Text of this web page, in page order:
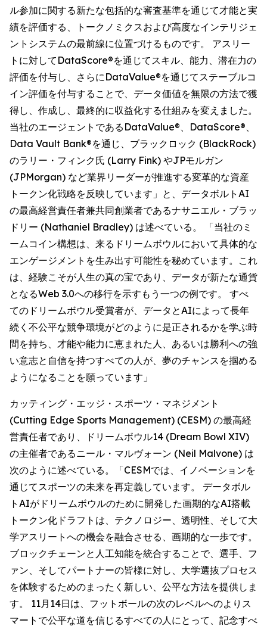
ル参加に関する新たな包括的な審査基準を通じて才能と実
績を評価する、トークノミクスおよび高度なインテリジェ
ントシステムの最前線に位置づけるものです。 アスリー
トに対してDataScore®を通じてスキル、能力、潜在力の
評価を付与し、さらにDataValue®を通じてステーブルコ
イン評価を付与することで、データ価値を無限の方法で獲
得し、作成し、最終的に収益化する仕組みを変えました。
当社のエージェントであるDataValue®、DataScore®、
Data Vault Bank®を通じ、ブラックロック (BlackRock)
のラリー・フィンク氏 (Larry Fink) やJPモルガン
(JPMorgan) など業界リーダーが推進する変革的な資産
トークン化戦略を反映しています」と、データボルトAI
の最高経営責任者兼共同創業者であるナサニエル・ブラッ
ドリー (Nathaniel Bradley) は述べている。 「当社のミ
ームコイン構想は、来るドリームボウルにおいて具体的な
エンゲージメントを生み出す可能性を秘めています。これ
は、経験こそが人生の真の宝であり、データが新たな通貨
となるWeb 3.0への移行を示すもう一つの例です。 すべ
てのドリームボウル受賞者が、データとAIによって長年
続く不公平な競争環境がどのように是正されるかを学ぶ時
間を持ち、才能や能力に恵まれた人、あるいは勝利への強
い意志と自信を持つすべての人が、夢のチャンスを掴める
ようになることを願っています」
カッティング・エッジ・スポーツ・マネジメント
(Cutting Edge Sports Management) (CESM) の最高経
営責任者であり、ドリームボウル14 (Dream Bowl XIV)
の主催者であるニール・マルヴォーン (Neil Malvone) は
次のように述べている。「CESMでは、イノベーションを
通じてスポーツの未来を再定義しています。 データボル
トAIがドリームボウルのために開発した画期的なAI搭載
トークン化ドラフトは、テクノロジー、透明性、そして大
学アスリートへの機会を融合させる、画期的な一歩です。
ブロックチェーンと人工知能を統合することで、選手、フ
ァン、そしてパートナーの皆様に対し、大学選抜プロセス
を体験するためのまったく新しい、公平な方法を提供しま
す。 11月14日は、フットボールの次のレベルへのよりス
マートで公平な道を信じるすべての人にとって、記念すべ